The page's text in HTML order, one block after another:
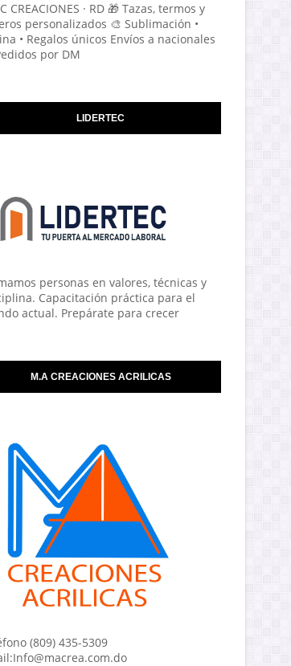
CREACIONES · RD 🎁 Tazas, termos y
personalizados 🎨 Sublimación •
• Regalos únicos Envíos a nacionales
por DM
LIDERTEC
personas en valores, técnicas y
Capacitación práctica para el
actual. Prepárate para crecer
M.A CREACIONES ACRILICAS
(809) 435-5309